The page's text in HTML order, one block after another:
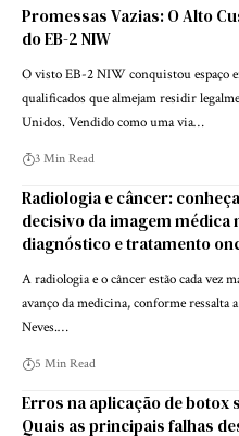
Promessas Vazias: O Alto
do EB-2 NIW
O visto EB-2 NIW conquistou espaço
qualificados que almejam residir
Unidos. Vendido como uma via…
3 Min Read
Radiologia e câncer:
decisivo da imagem médica
diagnóstico e tratamento
A radiologia e o câncer estão cada vez
avanço da medicina, conforme ressalta
Neves.…
5 Min Read
Erros na aplicação de botox
Quais as principais falhas